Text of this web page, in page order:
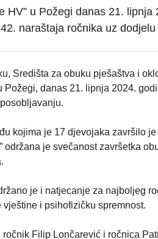
HV” u Požegi danas 21.
naraštaja ročnika uz
Središta za obuku pješaštva i
Požegi, danas 21. lipnja 2024.
kojima je 17 djevojaka završilo
održana je svečanost završetka
je i natjecanje za najboljeg
i psihofizičku spremnost.
Filip Lončarević i ročnica